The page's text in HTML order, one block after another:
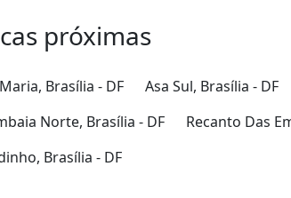
próximas
Brasília - DF Asa Sul, Brasília - DF
Norte, Brasília - DF
Recanto Das
Brasília - DF